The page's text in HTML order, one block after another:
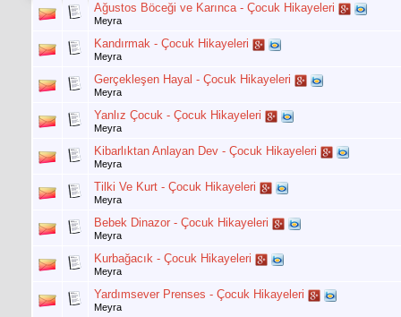
Ağustos Böceği ve Karınca - Çocuk Hikayeleri
Meyra
Kandırmak - Çocuk Hikayeleri
Meyra
Gerçekleşen Hayal - Çocuk Hikayeleri
Meyra
Yanlız Çocuk - Çocuk Hikayeleri
Meyra
Kibarlıktan Anlayan Dev - Çocuk Hikayeleri
Meyra
Tilki Ve Kurt - Çocuk Hikayeleri
Meyra
Bebek Dinazor - Çocuk Hikayeleri
Meyra
Kurbağacık - Çocuk Hikayeleri
Meyra
Yardımsever Prenses - Çocuk Hikayeleri
Meyra